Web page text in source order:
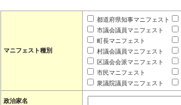
マニフェスト種別
都道府県知事マニフェスト
市議会議員マニフェスト
町長マニフェスト
村議会議員マニフェスト
区議会会派マニフェスト
市民マニフェスト
衆議院議員マニフェスト
政治家名